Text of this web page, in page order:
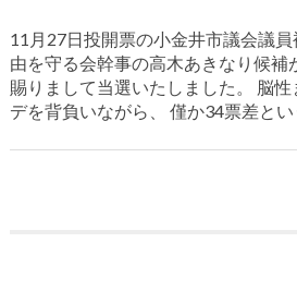
11月27日投開票の小金井市議会議
由を守る会幹事の高木あきなり候補
賜りまして当選いたしました。 脳
デを背負いながら、 僅か34票差と